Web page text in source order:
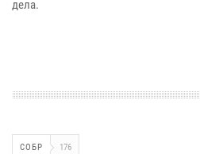
дела.
СОБР 176